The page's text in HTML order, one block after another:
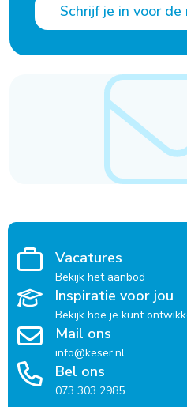
Schrijf je in voor
Vacatures
Bekijk het aanbod
Inspiratie voor jou
Bekijk hoe je kunt
Mail ons
info@keser.nl
Bel ons
073 303 2985